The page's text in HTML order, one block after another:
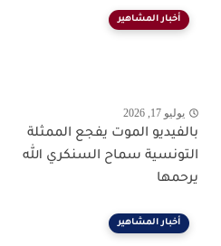
أخبار المشاهير
يوليو 17, 2026
بالفيديو الموت يفجع الممثلة
التونسية سماح السنكري الله
يرحمها
أخبار المشاهير